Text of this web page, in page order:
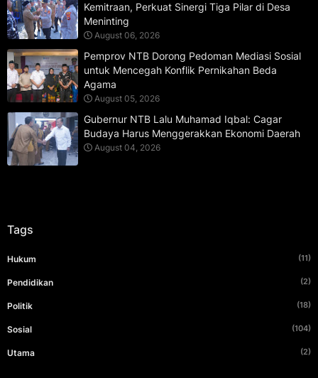
Kemitraan, Perkuat Sinergi Tiga Pilar di Desa
Meninting
August 06, 2026
Pemprov NTB Dorong Pedoman Mediasi Sosial
untuk Mencegah Konflik Pernikahan Beda
Agama
August 05, 2026
Gubernur NTB Lalu Muhamad Iqbal: Cagar
Budaya Harus Menggerakkan Ekonomi Daerah
August 04, 2026
Tags
Hukum (11)
Pendidikan (2)
Politik (18)
Sosial (104)
Utama (2)